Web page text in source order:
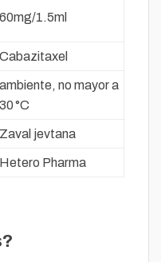
60mg/1.5ml
Cabazitaxel
ambiente, no mayor a
30 °C
Zaval jevtana
Hetero Pharma